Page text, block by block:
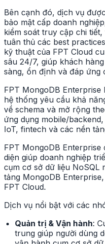
Bên cạnh đó, dịch vụ
bảo mật cấp doanh
kiểm soát truy cập chi
tuân thủ các best
kỹ thuật của FPT Cloud
sâu 24/7, giúp khách
sàng, ổn định và đáp ứng
FPT MongoDB
hệ thống yêu cầu khả
về schema và mở rộng
ứng dụng mobile/
IoT, fintech và các nền
FPT MongoDB
diện giúp doanh nghiệp
cụm cơ sở dữ liệu NoSQL
tảng MongoDB
FPT Cloud.
Dịch vụ nổi bật với các
Quản trị & Vận hành:
trung giúp người dùng